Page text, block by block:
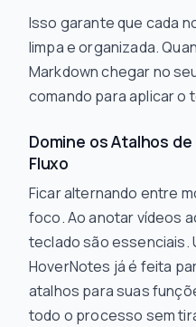
Isso garante que cada
limpa e organizada.
Markdown chegar no
comando para aplicar o
Domine os Atalhos
Fluxo
Ficar alternando entre
foco. Ao anotar vídeos
teclado são essenciais.
HoverNotes já é feita
atalhos para suas
todo o processo sem